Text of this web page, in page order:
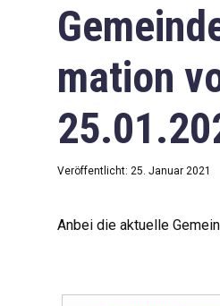
mation
Veröffentlicht: 25. Januar 2021
Anbei die aktuelle